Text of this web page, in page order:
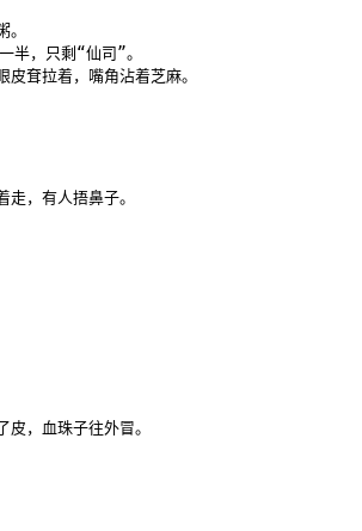
半，只剩“仙司”。
耷拉着，嘴角沾着芝麻。
，有人捂鼻子。
，血珠子往外冒。